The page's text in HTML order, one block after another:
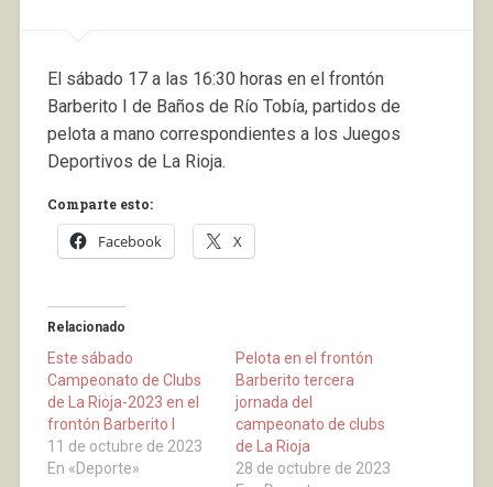
El sábado 17 a las 16:30 horas en el frontón
Barberito I de Baños de Río Tobía, partidos de
pelota a mano correspondientes a los Juegos
Deportivos de La Rioja.
Comparte esto:
Facebook X
Relacionado
Este sábado
Campeonato de Clubs
de La Rioja-2023 en el
frontón Barberito I
11 de octubre de 2023
En «Deporte»
Pelota en el frontón
Barberito tercera
jornada del
campeonato de clubs
de La Rioja
28 de octubre de 2023